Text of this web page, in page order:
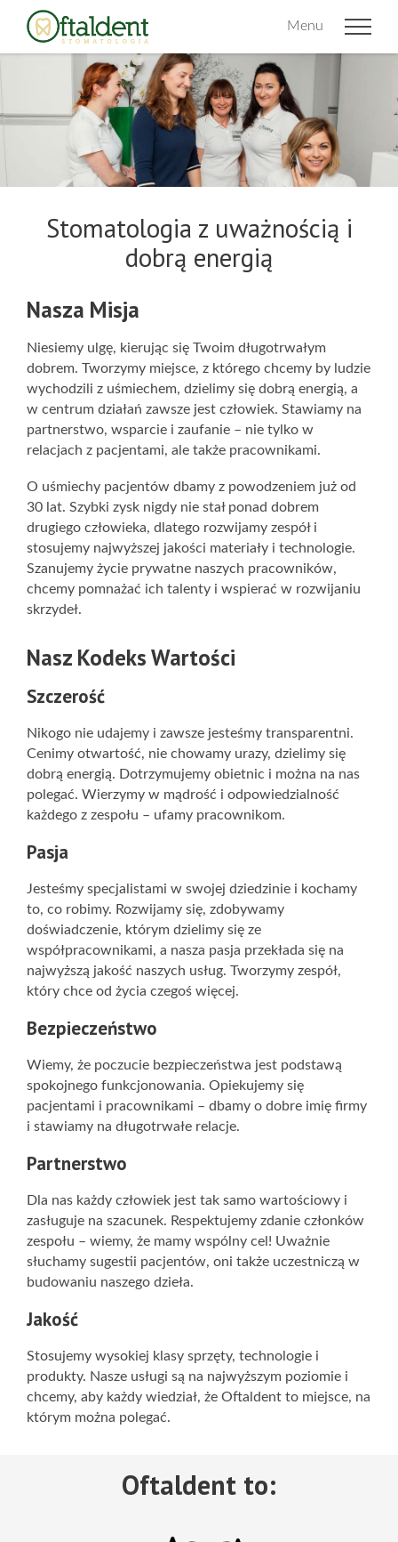
Menu
Stomatologia z uważnością i
dobrą energią
Nasza Misja
Niesiemy ulgę, kierując się Twoim długotrwałym
dobrem. Tworzymy miejsce, z którego chcemy by ludzie
wychodzili z uśmiechem, dzielimy się dobrą energią, a
w centrum działań zawsze jest człowiek. Stawiamy na
partnerstwo, wsparcie i zaufanie – nie tylko w
relacjach z pacjentami, ale także pracownikami.
O uśmiechy pacjentów dbamy z powodzeniem już od
30 lat. Szybki zysk nigdy nie stał ponad dobrem
drugiego człowieka, dlatego rozwijamy zespół i
stosujemy najwyższej jakości materiały i technologie.
Szanujemy życie prywatne naszych pracowników,
chcemy pomnażać ich talenty i wspierać w rozwijaniu
skrzydeł.
Nasz Kodeks Wartości
Szczerość
Nikogo nie udajemy i zawsze jesteśmy transparentni.
Cenimy otwartość, nie chowamy urazy, dzielimy się
dobrą energią. Dotrzymujemy obietnic i można na nas
polegać. Wierzymy w mądrość i odpowiedzialność
każdego z zespołu – ufamy pracownikom.
Pasja
Jesteśmy specjalistami w swojej dziedzinie i kochamy
to, co robimy. Rozwijamy się, zdobywamy
doświadczenie, którym dzielimy się ze
współpracownikami, a nasza pasja przekłada się na
najwyższą jakość naszych usług. Tworzymy zespół,
który chce od życia czegoś więcej.
Bezpieczeństwo
Wiemy, że poczucie bezpieczeństwa jest podstawą
spokojnego funkcjonowania. Opiekujemy się
pacjentami i pracownikami – dbamy o dobre imię firmy
i stawiamy na długotrwałe relacje.
Partnerstwo
Dla nas każdy człowiek jest tak samo wartościowy i
zasługuje na szacunek. Respektujemy zdanie członków
zespołu – wiemy, że mamy wspólny cel! Uważnie
słuchamy sugestii pacjentów, oni także uczestniczą w
budowaniu naszego dzieła.
Jakość
Stosujemy wysokiej klasy sprzęty, technologie i
produkty. Nasze usługi są na najwyższym poziomie i
chcemy, aby każdy wiedział, że Oftaldent to miejsce, na
którym można polegać.
Oftaldent to: